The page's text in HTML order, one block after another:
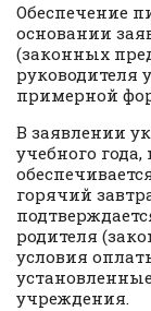
Обеспечение
основании
(законных
руководителя
примерной
В заявлении
учебного
горячий
родителя
условия
учреждения.